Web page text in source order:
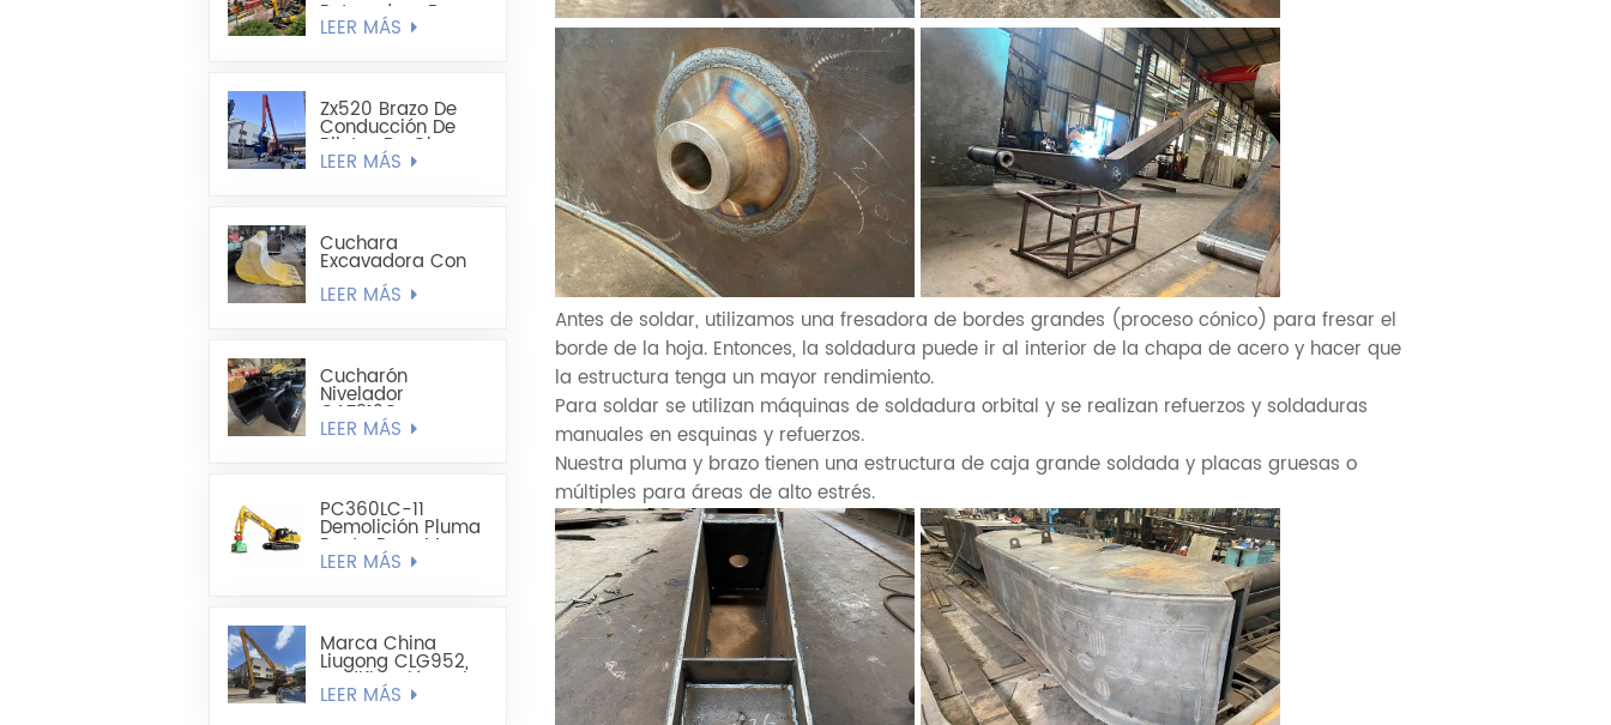
Retenedora De
Pilotes De Chapa
LEER MÁS
Zx520 Brazo De
Conducción De
Pilotes De Chapa
De Acero En
LEER MÁS
Cuchara
Excavadora Con
Forma De
Cucharón
LEER MÁS
Cucharón
Nivelador
CAT312C
CAT320DL De 1200
LEER MÁS
PC360LC-11
Demolición Pluma
Recta Para Mayor
Alcance
LEER MÁS
Marca China
Liugong CLG952,
Modificación Del
Brazo De 52
LEER MÁS
Antes de soldar, utilizamos una fresadora de bordes grandes (proceso cónico) para fresar el
borde de la hoja. Entonces, la soldadura puede ir al interior de la chapa de acero y hacer que
la estructura tenga un mayor rendimiento.
Para soldar se utilizan máquinas de soldadura orbital y se realizan refuerzos y soldaduras
manuales en esquinas y refuerzos.
Nuestra pluma y brazo tienen una estructura de caja grande soldada y placas gruesas o
múltiples para áreas de alto estrés.